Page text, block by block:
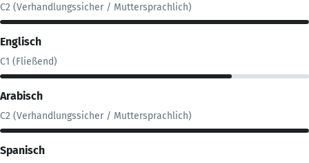
C2 (Verhandlungssicher / Muttersprachlich)
Englisch
C1 (Fließend)
Arabisch
C2 (Verhandlungssicher / Muttersprachlich)
Spanisch